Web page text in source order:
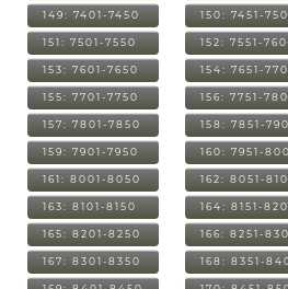
149: 7401-7450 150: 7451-
151: 7501-7550 152: 7551-
153: 7601-7650 154: 7651-
155: 7701-7750 156: 7751-
157: 7801-7850 158: 7851-
159: 7901-7950 160: 7951-
161: 8001-8050 162: 8051-
163: 8101-8150 164: 8151-
165: 8201-8250 166: 8251-
167: 8301-8350 168: 8351-